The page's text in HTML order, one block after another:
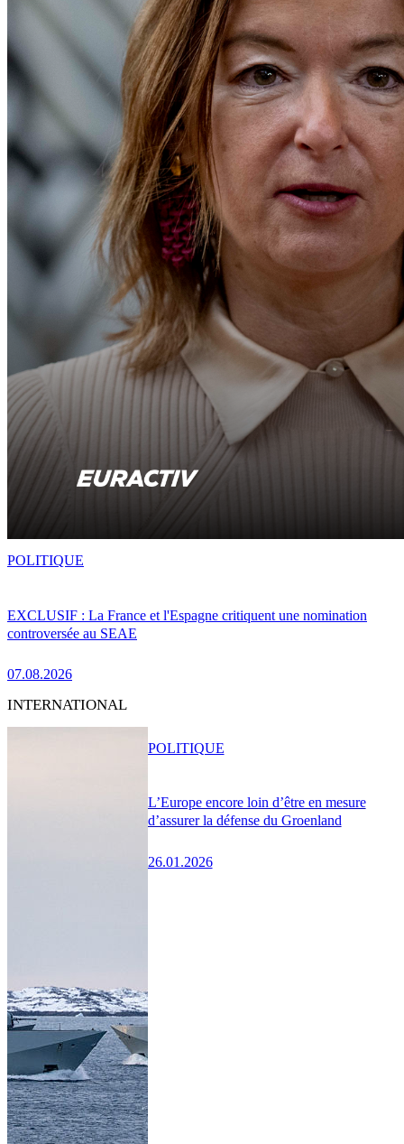
EXCLUSIF : La France et l'Espagne critiquent une nomination
controversée au SEAE
07.08.2026
POLITIQUE
INTERNATIONAL
L’Europe encore loin d’être en mesure
d’assurer la défense du Groenland
26.01.2026
POLITIQUE